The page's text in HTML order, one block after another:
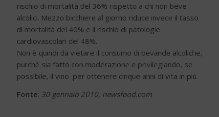
rischio di mortalità del 36% rispetto a chi non beve
alcolici. Mezzo bicchiere al giorno riduce invece il tasso
di mortalità del 40% e il rischio di patologie
cardiovascolari del 48%.
Non è quindi da vietare il consumo di bevande alcoliche,
purché sia fatto con moderazione e privilegiando, se
possibile, il vino per ottenere cinque anni di vita in più.
Fonte: 30 gennaio 2010, newsfood.com